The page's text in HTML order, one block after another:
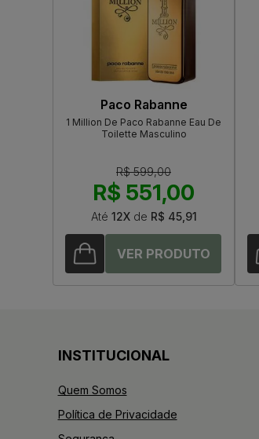
Paco Rabanne
1 Million De Paco Rabanne Eau De
Toilette Masculino
R$ 599,00
R$ 551,00
Até 12Xde R$ 45,91
INSTITUCIONAL
Quem Somos
Política de Privacidade